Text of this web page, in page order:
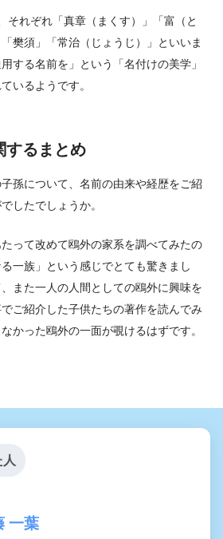
それぞれ「真章（まくす）」「富（と
樊須」「常治（じょうじ）」といいま
する名前を」という「名付けの美学」
いるようです。
するまとめ
孫について、名前の由来や経歴をご紹
したでしょうか。
って改めて鴎外の家系を調べてみたの
一族」という感じでとても驚きまし
また一人の人間としての鴎外に興味を
ご紹介した子供たちの著作を読んでみ
かった鴎外の一面が覗けるはずです。
人
一葉